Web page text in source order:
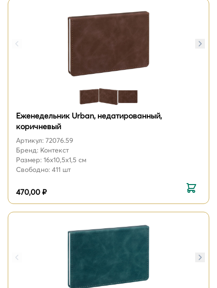
Еженедельник Urban, недатированный,
коричневый
Артикул: 72076.59
Бренд: Контекст
Размер: 16х10,5х1,5 см
Свободно: 411 шт
470,00 ₽